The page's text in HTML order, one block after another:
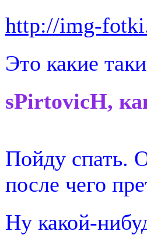
http://img-
Это какие
sPirtovicH,
Пойду спать.
после чего
Ну какой-